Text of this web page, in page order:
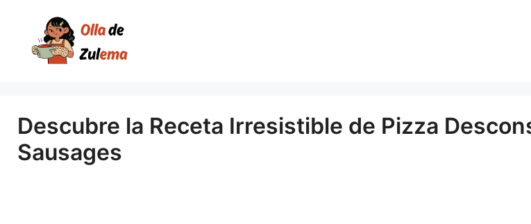
contenido
Descubre la Receta Irresistible de Pizza
Sausages